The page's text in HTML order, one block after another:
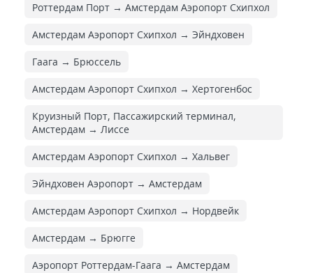
Роттердам Порт → Амстердам Аэропорт Схипхол
Амстердам Аэропорт Схипхол → Эйндховен
Гаага → Брюссель
Амстердам Аэропорт Схипхол → Хертогенбос
Круизный Порт, Пассажирский терминал,
Амстердам → Лиссе
Амстердам Аэропорт Схипхол → Хальвег
Эйндховен Аэропорт → Амстердам
Амстердам Аэропорт Схипхол → Нордвейк
Амстердам → Брюгге
Аэропорт Роттердам-Гаага → Амстердам